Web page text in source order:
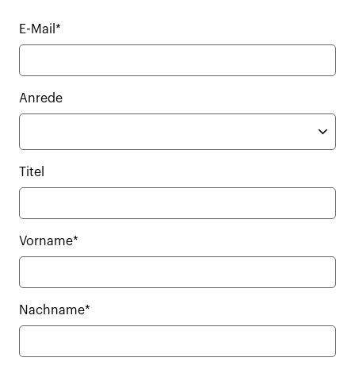
E-Mail*
Anrede
Titel
Vorname*
Nachname*